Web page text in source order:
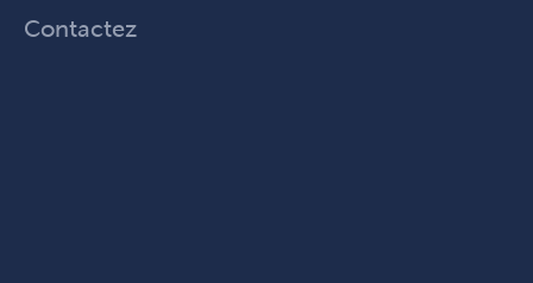
Contactez